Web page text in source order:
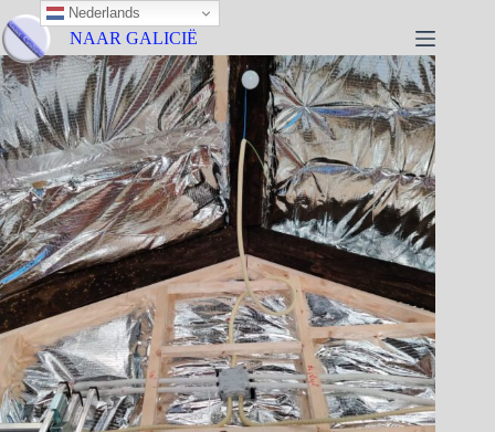
NAAR GALICIË
Nederlands